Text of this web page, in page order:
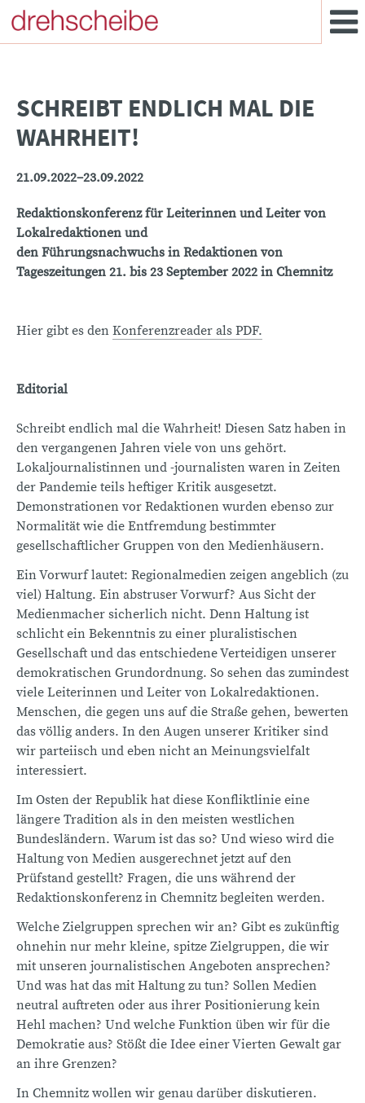
SCHREIBT ENDLICH MAL DIE
WAHRHEIT!
21.09.2022–23.09.2022
Redaktionskonferenz für Leiterinnen und Leiter von
Lokalredaktionen und
den Führungsnachwuchs in Redaktionen von
Tageszeitungen 21. bis 23 September 2022 in Chemnitz
Hier gibt es den Konferenzreader als PDF.
Editorial
Schreibt endlich mal die Wahrheit! Diesen Satz haben in
den vergangenen Jahren viele von uns gehört.
Lokaljournalistinnen und -journalisten waren in Zeiten
der Pandemie teils heftiger Kritik ausgesetzt.
Demonstrationen vor Redaktionen wurden ebenso zur
Normalität wie die Entfremdung bestimmter
gesellschaftlicher Gruppen von den Medienhäusern.
Ein Vorwurf lautet: Regionalmedien zeigen angeblich (zu
viel) Haltung. Ein abstruser Vorwurf? Aus Sicht der
Medienmacher sicherlich nicht. Denn Haltung ist
schlicht ein Bekenntnis zu einer pluralistischen
Gesellschaft und das entschiedene Verteidigen unserer
demokratischen Grundordnung. So sehen das zumindest
viele Leiterinnen und Leiter von Lokalredaktionen.
Menschen, die gegen uns auf die Straße gehen, bewerten
das völlig anders. In den Augen unserer Kritiker sind
wir parteiisch und eben nicht an Meinungsvielfalt
interessiert.
Im Osten der Republik hat diese Konfliktlinie eine
längere Tradition als in den meisten westlichen
Bundesländern. Warum ist das so? Und wieso wird die
Haltung von Medien ausgerechnet jetzt auf den
Prüfstand gestellt? Fragen, die uns während der
Redaktionskonferenz in Chemnitz begleiten werden.
Welche Zielgruppen sprechen wir an? Gibt es zukünftig
ohnehin nur mehr kleine, spitze Zielgruppen, die wir
mit unseren journalistischen Angeboten ansprechen?
Und was hat das mit Haltung zu tun? Sollen Medien
neutral auftreten oder aus ihrer Positionierung kein
Hehl machen? Und welche Funktion üben wir für die
Demokratie aus? Stößt die Idee einer Vierten Gewalt gar
an ihre Grenzen?
In Chemnitz wollen wir genau darüber diskutieren.